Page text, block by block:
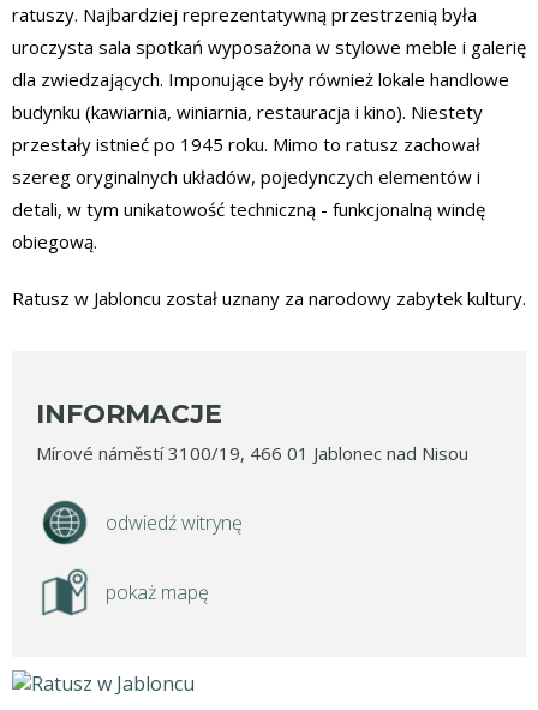
ratuszy. Najbardziej reprezentatywną przestrzenią była
uroczysta sala spotkań wyposażona w stylowe meble i galerię
dla zwiedzających. Imponujące były również lokale handlowe
budynku (kawiarnia, winiarnia, restauracja i kino). Niestety
przestały istnieć po 1945 roku. Mimo to ratusz zachował
szereg oryginalnych układów, pojedynczych elementów i
detali, w tym unikatowość techniczną - funkcjonalną windę
obiegową.
Ratusz w Jabloncu został uznany za narodowy zabytek kultury.
INFORMACJE
Mírové náměstí 3100/19, 466 01 Jablonec nad Nisou
odwiedź witrynę
pokaż mapę